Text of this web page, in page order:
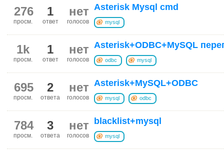
нет
голосов
1
ответ
276
просм.
Asterisk Mysql cmd
mysql
нет
голосов
1
ответ
1k
просм.
Asterisk+ODBC+MySQL
odbc mysql
нет
голосов
2
ответа
695
просм.
Asterisk+MySQL+ODBC
mysql odbc
нет
голосов
3
ответа
784
просм.
blacklist+mysql
mysql